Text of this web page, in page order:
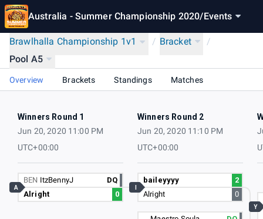
Australia - Summer Championship 2020/Events
Brawlhalla Championship 1v1 / Bracket
/
Pool A5
Overview Brackets Standings Matches
Winners Round 1
Jun 20, 2020 11:00 PM
UTC+00:00
Winners Round 2
Jun 20, 2020 11:10 PM
UTC+00:00
BEN ItzBennyJ
DQ
Alright
0
A
baileyyyy
2
Alright
0
Y